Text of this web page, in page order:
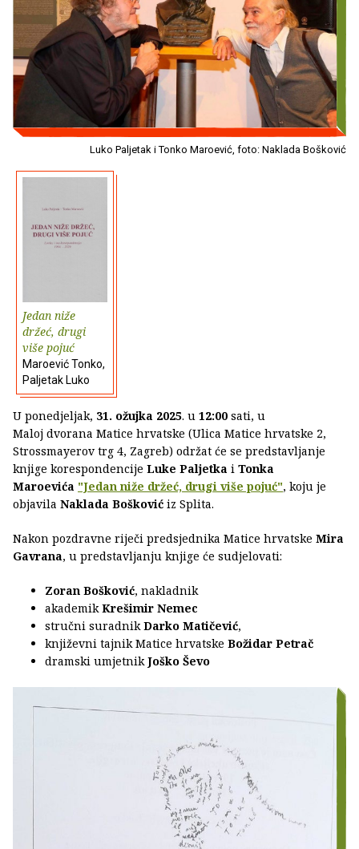
Luko Paljetak i Tonko Maroević, foto: Naklada Bošković
Jedan niže
držeć, drugi
više pojuć
Maroević Tonko,
Paljetak Luko
U ponedjeljak, 31. ožujka 2025. u 12:00 sati, u
Maloj dvorana Matice hrvatske (Ulica Matice hrvatske 2,
Strossmayerov trg 4, Zagreb) održat će se predstavljanje
knjige korespondencije Luke Paljetka i Tonka
Maroevića "Jedan niže držeć, drugi više pojuć", koju je
objavila Naklada Bošković iz Splita.
Nakon pozdravne riječi predsjednika Matice hrvatske Mira
Gavrana, u predstavljanju knjige će sudjelovati:
Zoran Bošković, nakladnik
akademikKrešimir Nemec
stručni suradnikDarko Matičević,
književni tajnik Matice hrvatske Božidar Petrač
dramski umjetnikJoško Ševo